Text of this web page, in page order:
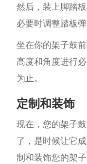
然后，装上脚踏
必要时调整踏板弹
坐在你的架子鼓
高度和角度进行
为止。
定制和装饰
现在，您的架子
了，是时候让它
制和装饰您的架